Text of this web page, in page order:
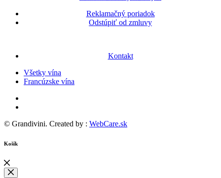
Reklamačný poriadok
Odstúpiť od zmluvy
Kontakt
Všetky vína
Francúzske vína
© Grandivini. Created by : WebCare.sk
Košík